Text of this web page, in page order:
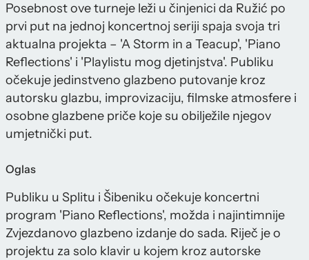
Posebnost ove turneje leži u činjenici da Ružić po
prvi put na jednoj koncertnoj seriji spaja svoja tri
aktualna projekta – 'A Storm in a Teacup', 'Piano
Reflections' i 'Playlistu mog djetinjstva'. Publiku
očekuje jedinstveno glazbeno putovanje kroz
autorsku glazbu, improvizaciju, filmske atmosfere i
osobne glazbene priče koje su obilježile njegov
umjetnički put.
Oglas
Publiku u Splitu i Šibeniku očekuje koncertni
program 'Piano Reflections', možda i najintimnije
Zvjezdanovo glazbeno izdanje do sada. Riječ je o
projektu za solo klavir u kojem kroz autorske